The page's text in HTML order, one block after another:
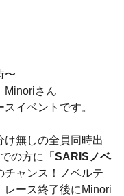
〜
Minoriさん
イベントです。
け無しの全員同時出
の方に
「SARISノベ
チャンス！ノベルテ
レース終了後にMinori